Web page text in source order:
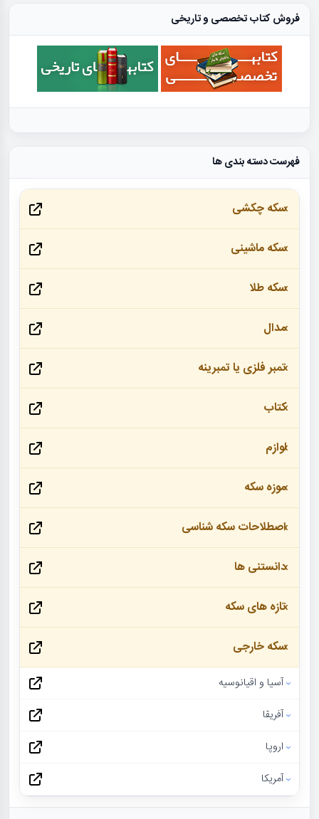
فروش کتاب تخصصی و تاریخی
فهرست دسته بندی ها
سکه چکشی
سکه ماشینی
سکه طلا
مدال
تمبر فلزی یا تمبرینه
کتاب
لوازم
موزه سکه
اصطلاحات سکه شناسی
دانستنی ها
تازه های سکه
سکه خارجی
آسیا و اقیانوسیه
آفریقا
اروپا
آمریکا